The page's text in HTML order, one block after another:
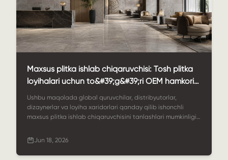
Maxsus plitka ishlab chiqaruvchisi: Tosh plitka
loyihalari uchun to&#39;g&#39;ri OEM hamkorini
qanday tanlash mumkin
Ushbu maqolada global quruvchilar, distribyutorlar,
dizaynerlar va loyiha xaridorlari qanday qilib ishonchli
maxsus plitka ishlab chiqaruvchisini tanlashlari mumkinligi
sirtni pardozlash, zavodda qayta ishlash, sifat nazorati,
plitka loyihalarini qanday qo&#39;llab-quvvatlashi
Jun 18, 2026